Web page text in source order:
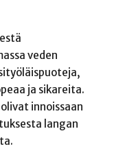
veden
ja sikareita.
innoissaan
langan